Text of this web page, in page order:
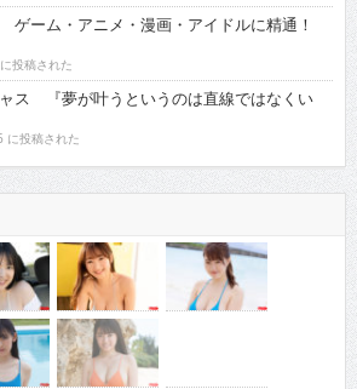
ーム・アニメ・漫画・アイドルに精通！
投稿された
ス 『夢が叶うというのは直線ではなくい
投稿された